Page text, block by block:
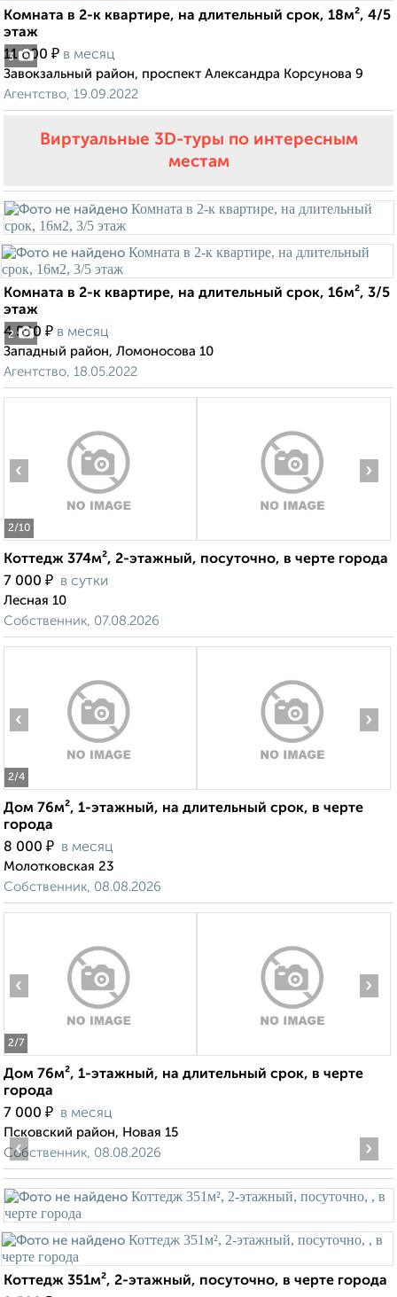
3
Комната в 2-к квартире, на длительный срок, 18м², 4/5
этаж
11 000 ₽ в месяц
Завокзальный район, проспект Александра Корсунова 9
Агентство, 19.09.2022
Виртуальные 3D-туры по интересным
местам
2
Комната в 2-к квартире, на длительный срок, 16м², 3/5
этаж
4 500 ₽ в месяц
Западный район, Ломоносова 10
Агентство, 18.05.2022
2/10
‹ ›
Коттедж 374м², 2-этажный, посуточно, в черте города
7 000 ₽ в сутки
Лесная 10
Собственник, 07.08.2026
2/4
‹ ›
Дом 76м², 1-этажный, на длительный срок, в черте
города
8 000 ₽ в месяц
Молотковская 23
Собственник, 08.08.2026
2/7
‹ ›
Дом 76м², 1-этажный, на длительный срок, в черте
города
7 000 ₽ в месяц
Псковский район, Новая 15
Собственник, 08.08.2026
‹ ›
Коттедж 351м², 2-этажный, посуточно, в черте города